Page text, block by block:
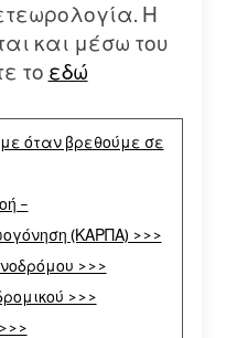
Η
και μέσω του
το εδώ
όταν βρεθούμε σε
–
(ΚΑΡΠΑ) >>>
>>>
>>>